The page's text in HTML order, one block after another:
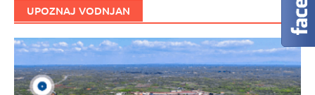
UPOZNAJ VODNJAN